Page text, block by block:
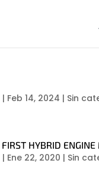
| Feb 14, 2024 | Sin
HYBRID ENGINE
| Ene 22, 2020 | Sin